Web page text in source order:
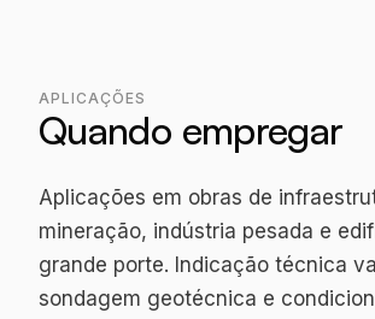
APLICAÇÕES
Quando empregar
Aplicações em obras de
mineração, indústria pesada e
grande porte. Indicação técnica
sondagem geotécnica e